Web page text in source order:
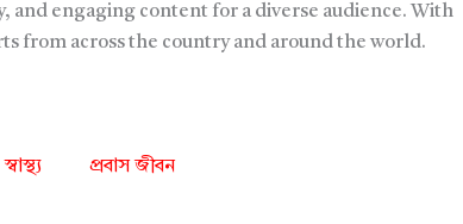
and engaging content for a diverse audience. With
from across the country and around the world.
স্বাস্থ্য প্রবাস জীবন